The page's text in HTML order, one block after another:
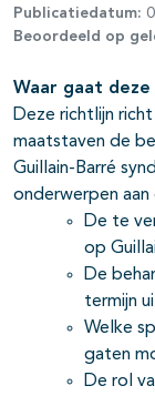
Publicatiedatum:
Beoordeeld op
Waar gaat
Deze richtlijn
maatstaven de
Guillain-Barré
onderwerpen aan
De te
op
De
termijn
Welke
gaten
De rol